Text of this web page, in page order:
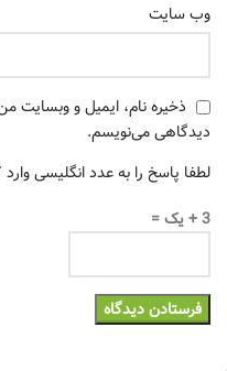
وب‌ سایت
ذخیره نام، ایمیل و وبسایت
دیدگاهی می‌نویسم.
لطفا پاسخ را به عدد انگلیسی وارد
3 + یک =